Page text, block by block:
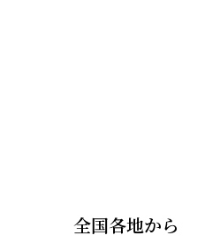
全国各地から